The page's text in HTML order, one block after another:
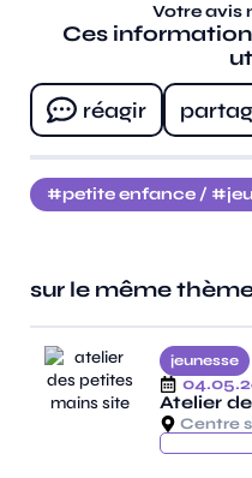
Votre avis
Ces
réagir
petite enfance /
sur le même
jeunesse
Atelier
Centre